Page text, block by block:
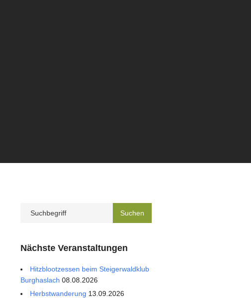
Nächste Veranstaltungen
Hitzblootzessen beim Steigerwaldklub
Burghaslach 08.08.2026
Herbstwanderung 13.09.2026